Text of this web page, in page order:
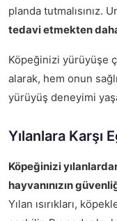
planda tutmalısınız.
tedavi etmekten
Köpeğinizi yürüyüşe
alarak, hem onun
yürüyüş deneyimi
Yılanlara Karşı
Köpeğinizi
hayvanınızın
Yılan ısırıkları,